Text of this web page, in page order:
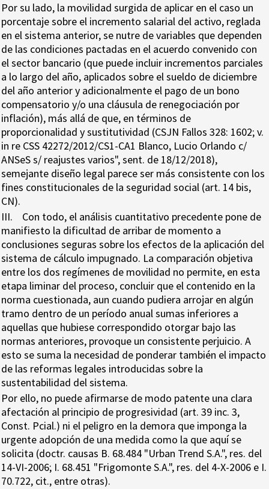
Por su lado, la movilidad surgida de aplicar en el caso un
porcentaje sobre el incremento salarial del activo, reglada
en el sistema anterior, se nutre de variables que dependen
de las condiciones pactadas en el acuerdo convenido con
el sector bancario (que puede incluir incrementos parciales
a lo largo del año, aplicados sobre el sueldo de diciembre
del año anterior y adicionalmente el pago de un bono
compensatorio y/o una cláusula de renegociación por
inflación), más allá de que, en términos de
proporcionalidad y sustitutividad (CSJN Fallos 328: 1602; v.
in re CSS 42272/2012/CS1-CA1 Blanco, Lucio Orlando c/
ANSeS s/ reajustes varios", sent. de 18/12/2018),
semejante diseño legal parece ser más consistente con los
fines constitucionales de la seguridad social (art. 14 bis,
CN).
III. Con todo, el análisis cuantitativo precedente pone de
manifiesto la dificultad de arribar de momento a
conclusiones seguras sobre los efectos de la aplicación del
sistema de cálculo impugnado. La comparación objetiva
entre los dos regímenes de movilidad no permite, en esta
etapa liminar del proceso, concluir que el contenido en la
norma cuestionada, aun cuando pudiera arrojar en algún
tramo dentro de un período anual sumas inferiores a
aquellas que hubiese correspondido otorgar bajo las
normas anteriores, provoque un consistente perjuicio. A
esto se suma la necesidad de ponderar también el impacto
de las reformas legales introducidas sobre la
sustentabilidad del sistema.
Por ello, no puede afirmarse de modo patente una clara
afectación al principio de progresividad (art. 39 inc. 3,
Const. Pcial.) ni el peligro en la demora que imponga la
urgente adopción de una medida como la que aquí se
solicita (doctr. causas B. 68.484 "Urban Trend S.A.", res. del
14-VI-2006; I. 68.451 "Frigomonte S.A.", res. del 4-X-2006 e I.
70.722, cit., entre otras).